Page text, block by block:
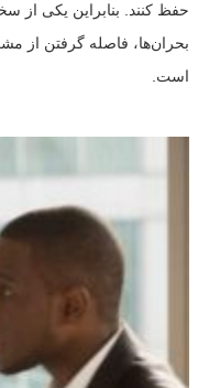
حفظ کنند. بنابراین یکی از
بحران‌ها، فاصله گرفتن از
است.